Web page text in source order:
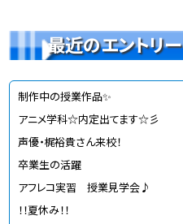
最近のエントリー
制作中の授業作品✨
アニメ学科☆内定出てます☆彡
声優・梶裕貴さん来校！
卒業生の活躍
アフレコ実習 授業見学会♪
！！夏休み！！